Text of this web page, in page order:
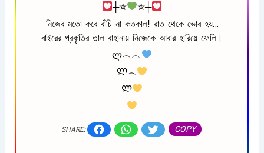
┼✮
✮┼
নিজের মতো করে বাঁচি না কতকাল! রাত থেকে ভোর হয়…
বাইরের প্রকৃতির তাল বাহানায় নিজেকে আবার হারিয়ে ফেলি।
ლ︵︵
Ლ︵
Ლ
SHARE: COPY